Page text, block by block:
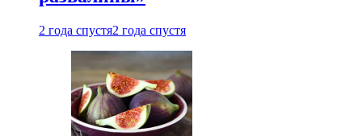
2 года спустя2 года спустя